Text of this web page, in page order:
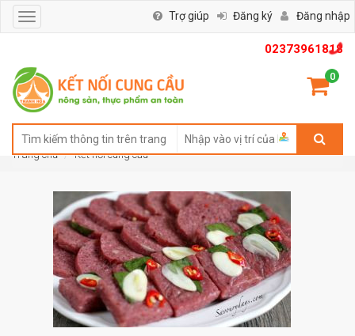
02373961818
0
Toggle
navigation
Trợ giúp Đăng ký Đăng nhập
Trang chủ Kết nối cung cầu